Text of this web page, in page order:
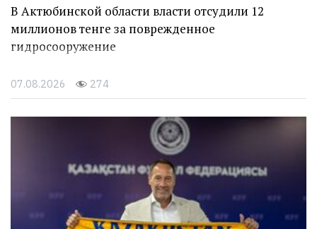
В Актюбинской области власти отсудили 12
миллионов тенге за поврежденное
гидросооружение
07.08.2026 274